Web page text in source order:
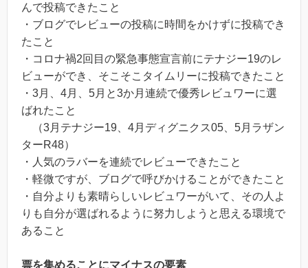
んで投稿できたこと
・ブログでレビューの投稿に時間をかけずに投稿でき
たこと
・コロナ禍2回目の緊急事態宣言前にテナジー19のレ
ビューができ、そこそこタイムリーに投稿できたこと
・3月、4月、5月と3か月連続で優秀レビュワーに選
ばれたこと
（3月テナジー19、4月ディグニクス05、5月ラザン
ターR48）
・人気のラバーを連続でレビューできたこと
・軽微ですが、ブログで呼びかけることができたこと
・自分よりも素晴らしいレビュワーがいて、その人よ
りも自分が選ばれるように努力しようと思える環境で
あること
票を集めることにマイナスの要素